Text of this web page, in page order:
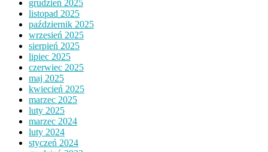
grudzień 2025
listopad 2025
październik 2025
wrzesień 2025
sierpień 2025
lipiec 2025
czerwiec 2025
maj 2025
kwiecień 2025
marzec 2025
luty 2025
marzec 2024
luty 2024
styczeń 2024